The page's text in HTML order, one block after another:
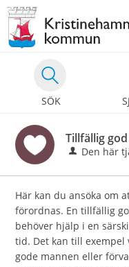
Välkommen
till
e-
tjänster
Kristinehamns
kommun
SÖK
Tillfällig
Den här
Här kan du ansöka om
förordnas. En tillfällig
behöver hjälp i en
tid. Det kan till
gode mannen eller